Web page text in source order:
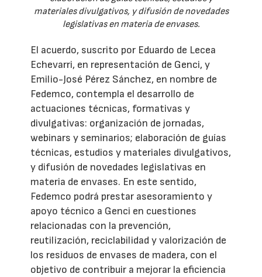
materiales divulgativos, y difusión de novedades
legislativas en materia de envases.
El acuerdo, suscrito por Eduardo de Lecea
Echevarri, en representación de Genci, y
Emilio-José Pérez Sánchez, en nombre de
Fedemco, contempla el desarrollo de
actuaciones técnicas, formativas y
divulgativas: organización de jornadas,
webinars y seminarios; elaboración de guías
técnicas, estudios y materiales divulgativos,
y difusión de novedades legislativas en
materia de envases. En este sentido,
Fedemco podrá prestar asesoramiento y
apoyo técnico a Genci en cuestiones
relacionadas con la prevención,
reutilización, reciclabilidad y valorización de
los residuos de envases de madera, con el
objetivo de contribuir a mejorar la eficiencia